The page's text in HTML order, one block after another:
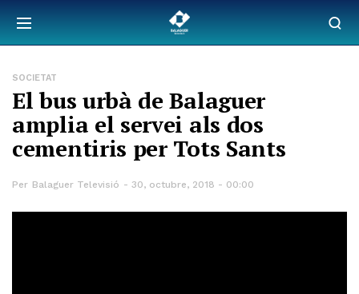
SOCIETAT
El bus urbà de Balaguer
amplia el servei als dos
cementiris per Tots Sants
Per Balaguer Televisió 30, octubre, 2018 - 00:00